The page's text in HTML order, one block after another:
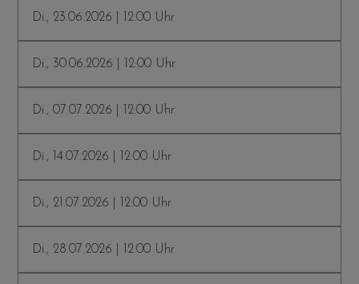
Di., 23.06.2026 | 12:00 Uhr
Di., 30.06.2026 | 12:00 Uhr
Di., 07.07.2026 | 12:00 Uhr
Di., 14.07.2026 | 12:00 Uhr
Di., 21.07.2026 | 12:00 Uhr
Di., 28.07.2026 | 12:00 Uhr